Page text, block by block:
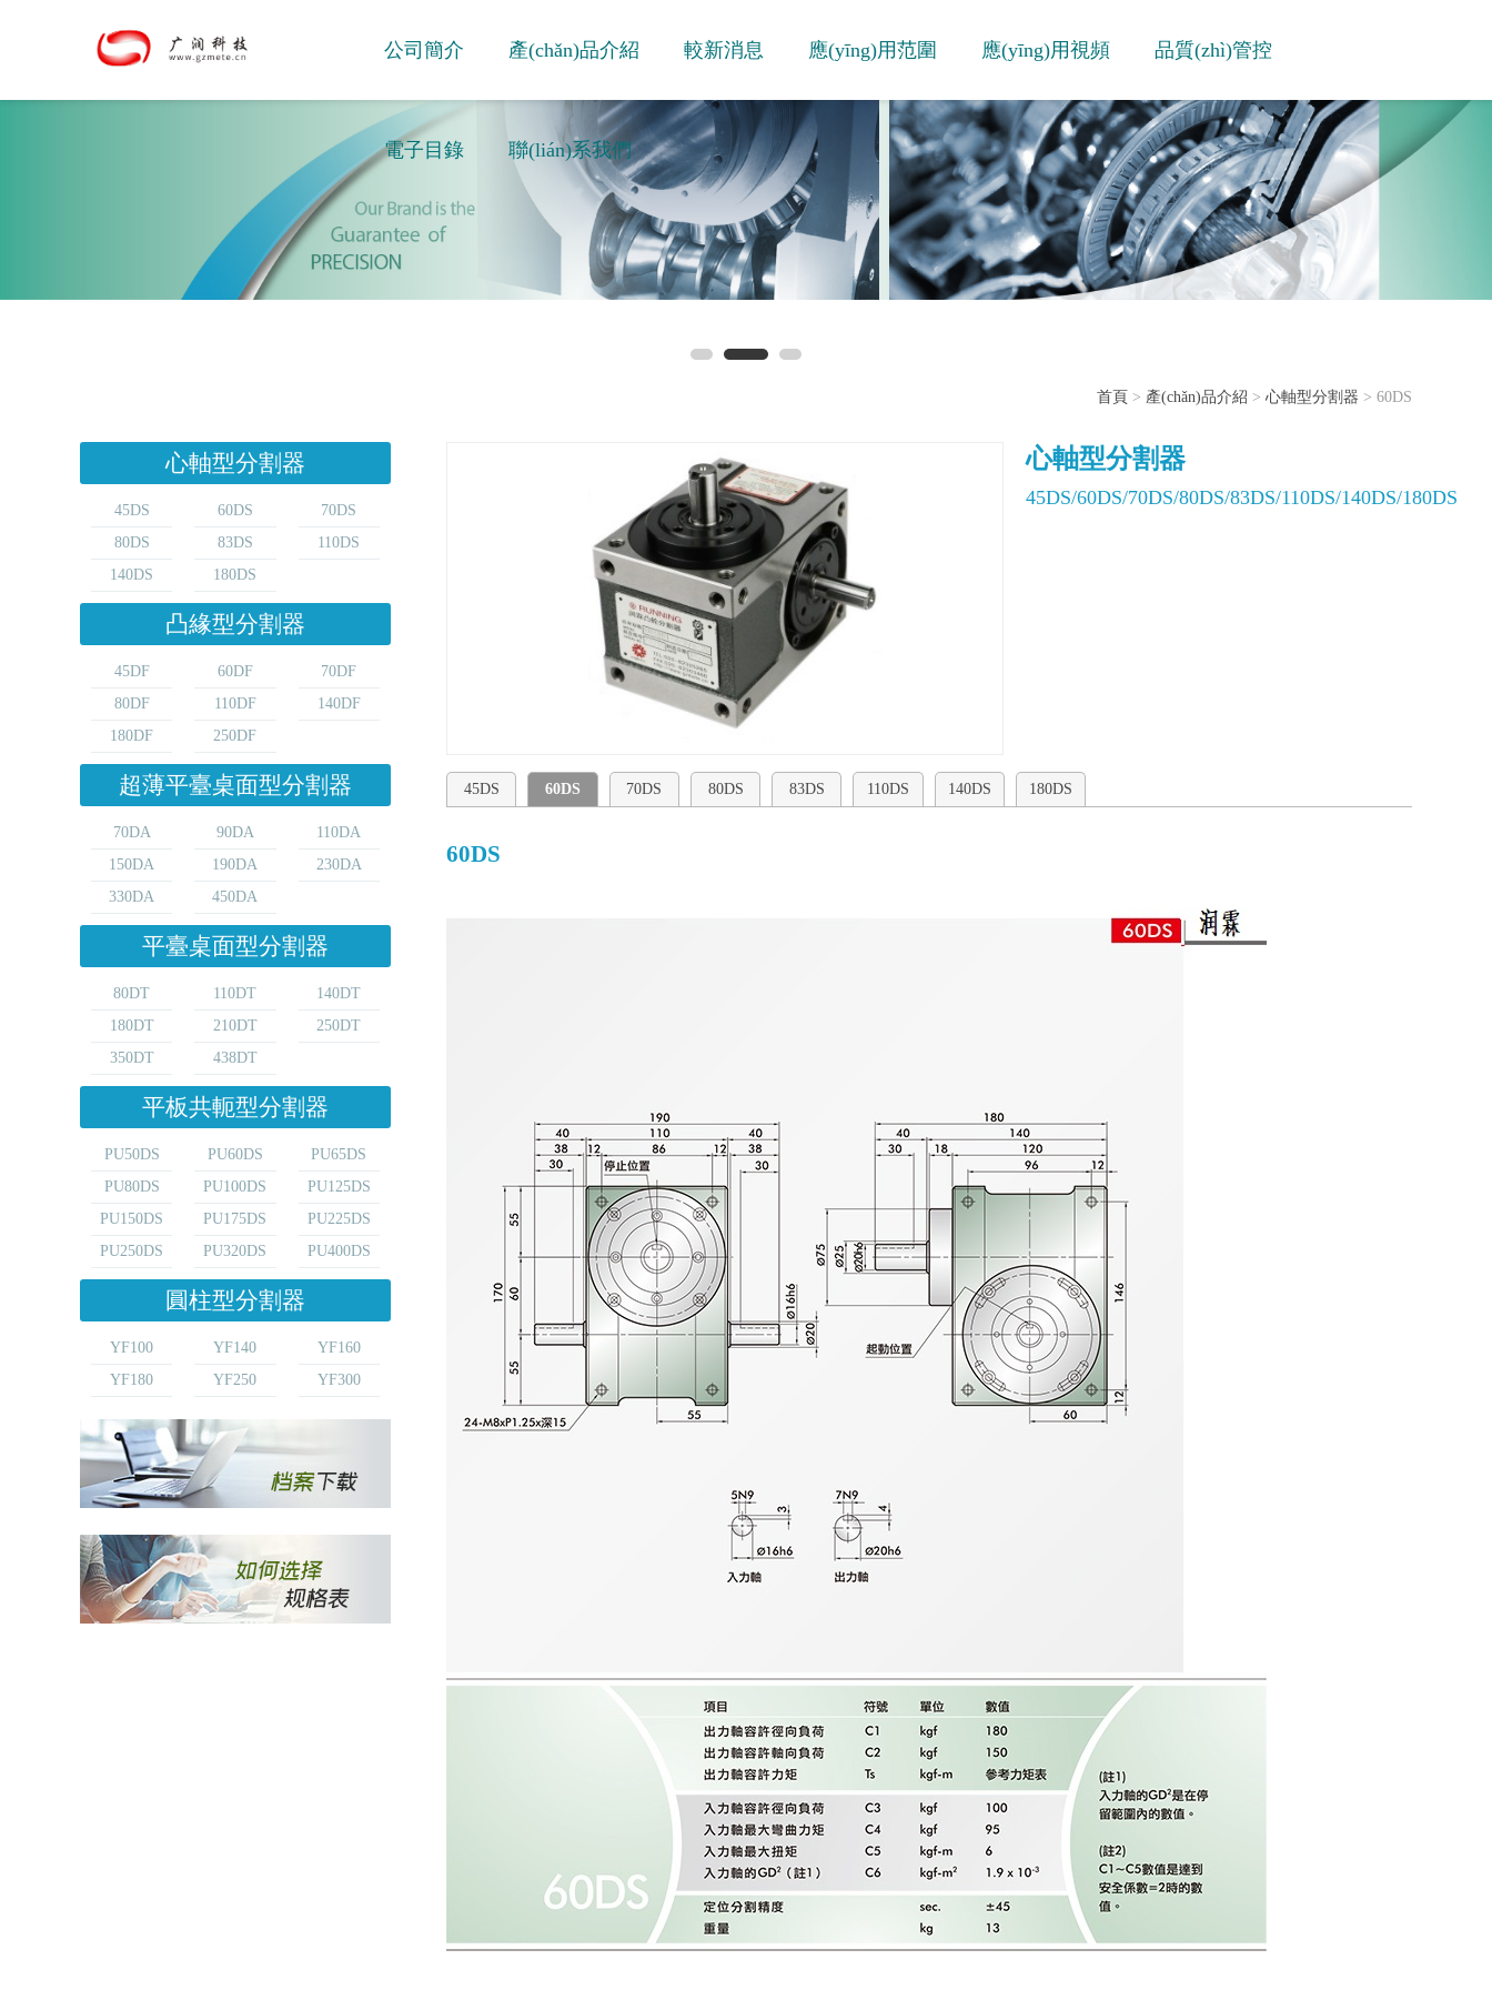
公司簡介 產(chǎn)品介紹 較新消息 應(yīng)用范圍 應(yīng)用視頻 品質(zhì)管控
電子目錄 聯(lián)系我們
首頁 > 產(chǎn)品介紹 > 心軸型分割器 > 60DS
心軸型分割器
45DS 60DS
70DS
80DS
83DS
110DS
140DS
180DS
凸緣型分割器
45DF 60DF
70DF
80DF
110DF
140DF
180DF
250DF
超薄平臺桌面型分割器
70DA 90DA
110DA
150DA
190DA
230DA
330DA
450DA
平臺桌面型分割器
80DT 110DT
140DT
180DT
210DT
250DT
350DT
438DT
平板共軛型分割器
PU50DS PU60DS
PU65DS
PU80DS
PU100DS
PU125DS
PU150DS
PU175DS
PU225DS
PU250DS
PU320DS PU400DS
圓柱型分割器
YF100 YF140
YF160
YF180
YF250 YF300
心軸型分割器
45DS/60DS/70DS/80DS/83DS/110DS/140DS/180DS
45DS 60DS 70DS 80DS 83DS 110DS 140DS 180DS
60DS